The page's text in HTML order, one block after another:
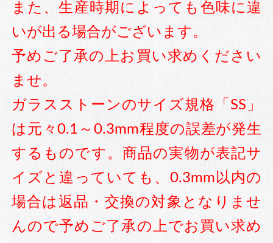
tools
収納ケース
また、生産時期によっても色味に違
いが出る場合がございます。
予めご了承の上お買い求めください
ませ。
ガラスストーンのサイズ規格「SS」
は元々0.1～0.3mm程度の誤差が発生
するものです。商品の実物が表記サ
イズと違っていても、0.3mm以内の
場合は返品・交換の対象となりませ
んので予めご了承の上でお買い求め